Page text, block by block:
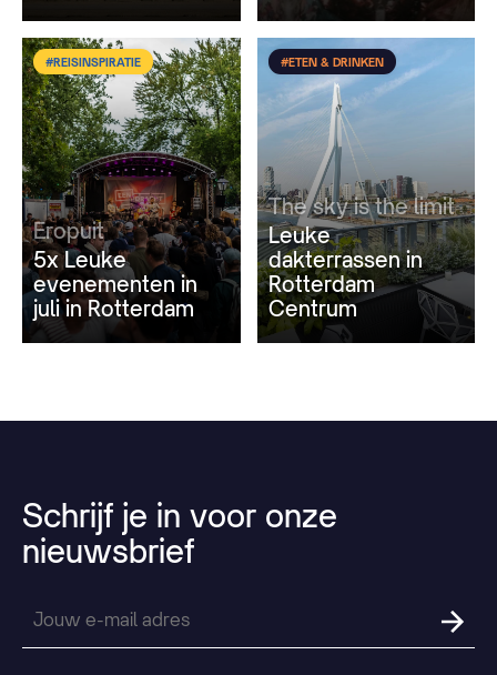
#REISINSPIRATIE
Eropuit
5x Leuke
evenementen in
juli in Rotterdam
#ETEN & DRINKEN
The sky is the limit
Leuke
dakterrassen in
Rotterdam
Centrum
Schrijf je in voor onze
nieuwsbrief